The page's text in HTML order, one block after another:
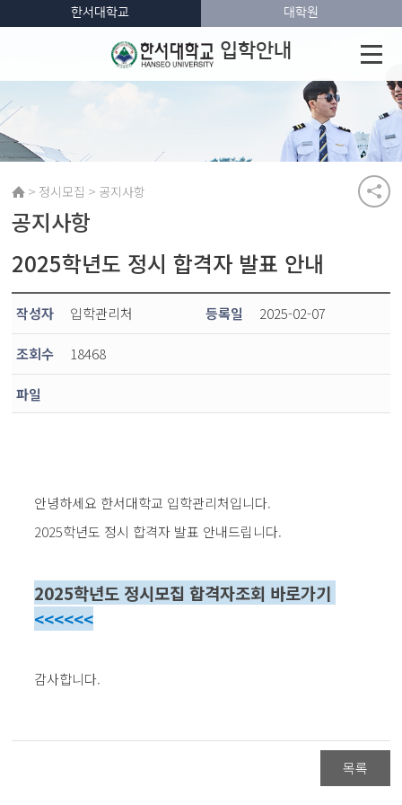
입학안내
한서대학교 대학원
> 정시모집 > 공지사항
공지사항
2025학년도 정시 합격자 발표 안내
작성자 입학관리처 등록일 2025-02-07
조회수 18468
파일
안녕하세요 한서대학교 입학관리처입니다.
2025학년도 정시 합격자 발표 안내드립니다.
2025학년도 정시모집 합격자조회 바로가기
<<<<<<
감사합니다.
목록